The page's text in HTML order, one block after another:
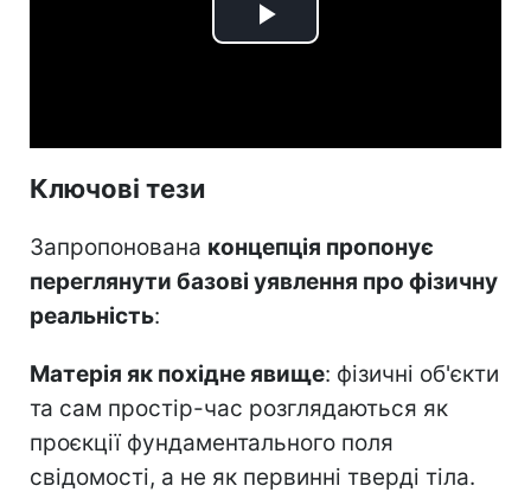
Play
Ключові тези
Запропонована концепція пропонує
переглянути базові уявлення про фізичну
реальність:
Матерія як похідне явище: фізичні об'єкти
та сам простір-час розглядаються як
проєкції фундаментального поля
свідомості, а не як первинні тверді тіла.